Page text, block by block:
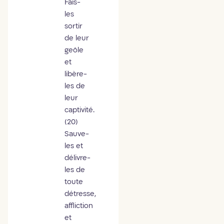
Fais-
les
sortir
de leur
geôle
et
libère-
les de
leur
captivité.
(20)
Sauve-
les et
délivre-
les de
toute
détresse,
affliction
et